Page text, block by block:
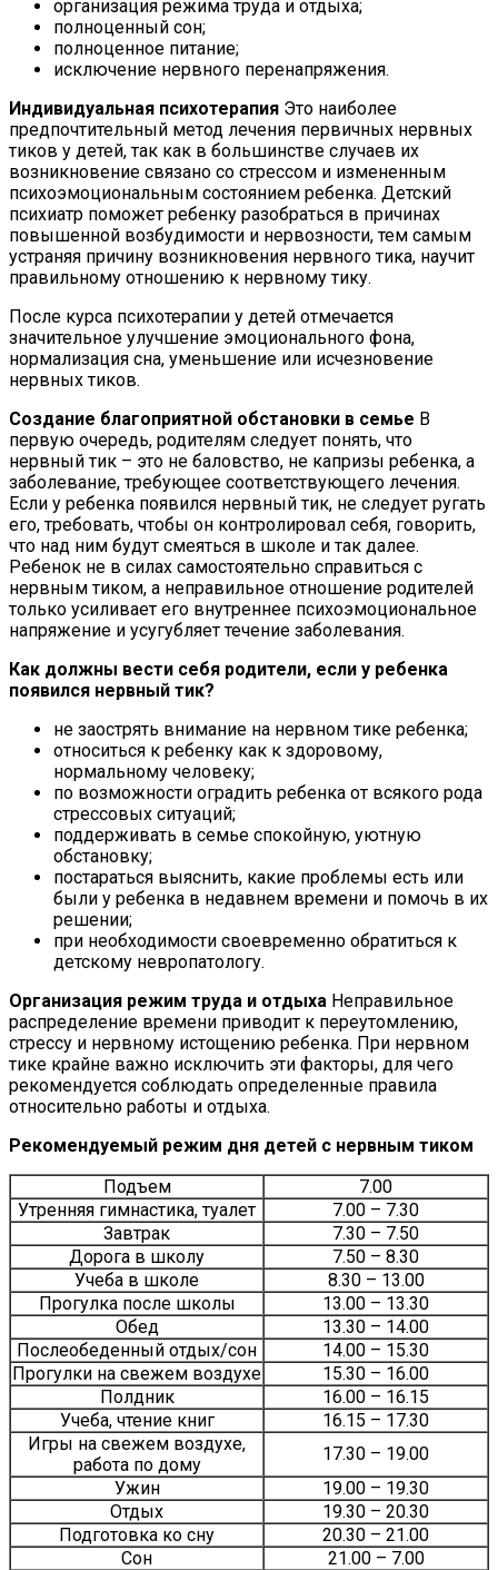
организация режима труда и отдыха;
полноценный сон;
полноценное питание;
исключение нервного перенапряжения.
Индивидуальная психотерапия Это наиболее
предпочтительный метод лечения первичных нервных
тиков у детей, так как в большинстве случаев их
возникновение связано со стрессом и измененным
психоэмоциональным состоянием ребенка. Детский
психиатр поможет ребенку разобраться в причинах
повышенной возбудимости и нервозности, тем самым
устраняя причину возникновения нервного тика, научит
правильному отношению к нервному тику.
После курса психотерапии у детей отмечается
значительное улучшение эмоционального фона,
нормализация сна, уменьшение или исчезновение
нервных тиков.
Создание благоприятной обстановки в семье В
первую очередь, родителям следует понять, что
нервный тик – это не баловство, не капризы ребенка, а
заболевание, требующее соответствующего лечения.
Если у ребенка появился нервный тик, не следует ругать
его, требовать, чтобы он контролировал себя, говорить,
что над ним будут смеяться в школе и так далее.
Ребенок не в силах самостоятельно справиться с
нервным тиком, а неправильное отношение родителей
только усиливает его внутреннее психоэмоциональное
напряжение и усугубляет течение заболевания.
Как должны вести себя родители, если у ребенка
появился нервный тик?
не заострять внимание на нервном тике ребенка;
относиться к ребенку как к здоровому,
нормальному человеку;
по возможности оградить ребенка от всякого рода
стрессовых ситуаций;
поддерживать в семье спокойную, уютную
обстановку;
постараться выяснить, какие проблемы есть или
были у ребенка в недавнем времени и помочь в их
решении;
при необходимости своевременно обратиться к
детскому невропатологу.
Организация режим труда и отдыха Неправильное
распределение времени приводит к переутомлению,
стрессу и нервному истощению ребенка. При нервном
тике крайне важно исключить эти факторы, для чего
рекомендуется соблюдать определенные правила
относительно работы и отдыха.
Рекомендуемый режим дня детей с нервным тиком
Подъем
7.00
Утренняя гимнастика, туалет
7.00 – 7.30
Завтрак
7.30 – 7.50
Дорога в школу
7.50 – 8.30
Учеба в школе
8.30 – 13.00
Прогулка после школы
13.00 – 13.30
Обед
13.30 – 14.00
Послеобеденный отдых/сон
14.00 – 15.30
Прогулки на свежем воздухе
15.30 – 16.00
Полдник
16.00 – 16.15
Учеба, чтение книг
16.15 – 17.30
Игры на свежем воздухе,
работа по дому
17.30 – 19.00
Ужин
19.00 – 19.30
Отдых
19.30 – 20.30
Подготовка ко сну
20.30 – 21.00
Сон
21.00 – 7.00